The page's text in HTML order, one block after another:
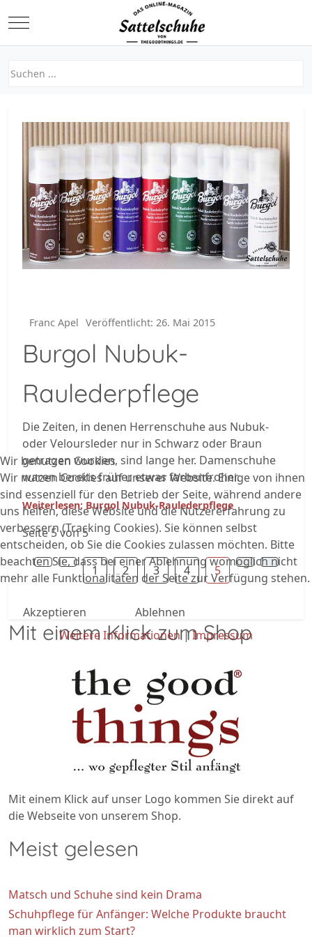
Mobile Menu Toggle
Franc Apel Veröffentlicht: 26. Mai 2015
Burgol Nubuk-
Raulederpflege
Die Zeiten, in denen Herrenschuhe aus Nubuk-
oder Veloursleder nur in Schwarz oder Braun
getragen wurden, sind lange her. Damenschuhe
waren bereits früher etwas farbenfroher.
Weiterlesen: Burgol Nubuk-Raulederpflege
Seite 5 von 5
1 2 3 4 5
Mit einem Klick zum Shop
Mit einem Klick auf unser Logo kommen Sie direkt auf
die Webseite von unserem Shop.
Meist gelesen
Matsch und Schuhe sind kein Drama
Schuhpflege für Anfänger: Welche Produkte braucht
man wirklich zum Start?
Wir benutzen Cookies
Wir nutzen Cookies auf unserer Website. Einige von ihnen
sind essenziell für den Betrieb der Seite, während andere
uns helfen, diese Website und die Nutzererfahrung zu
verbessern (Tracking Cookies). Sie können selbst
entscheiden, ob Sie die Cookies zulassen möchten. Bitte
beachten Sie, dass bei einer Ablehnung womöglich nicht
mehr alle Funktionalitäten der Seite zur Verfügung stehen.
Akzeptieren
Ablehnen
Weitere Informationen|Impressum